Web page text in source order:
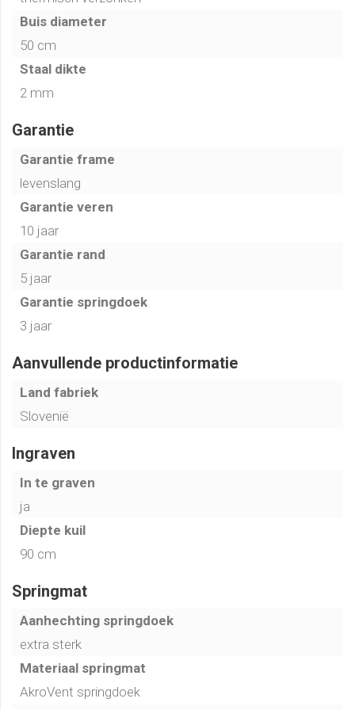
Kuilinstructie
Klik hier voor de montage-instructie van de trampoline
Buis diameter
50 cm
Staal dikte
2 mm
Garantie
Garantie frame
levenslang
Garantie veren
10 jaar
Garantie rand
5 jaar
Garantie springdoek
3 jaar
Aanvullende productinformatie
Land fabriek
Slovenië
Ingraven
In te graven
ja
Diepte kuil
90 cm
Springmat
Aanhechting springdoek
extra sterk
Materiaal springmat
AkroVent springdoek